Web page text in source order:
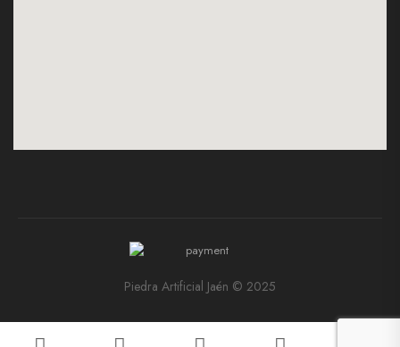
Piedra Artificial Jaén © 2025